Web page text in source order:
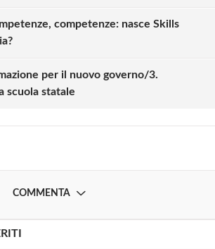
competenze: nasce Skills
per il nuovo governo/3.
scuola statale
COMMENTA
registrati possono
o